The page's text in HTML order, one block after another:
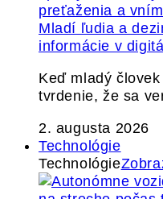
Mladí ľudia a
informácie v
Keď mladý
tvrdenie, že sa
2. augusta 2026
Technológie
Technológie